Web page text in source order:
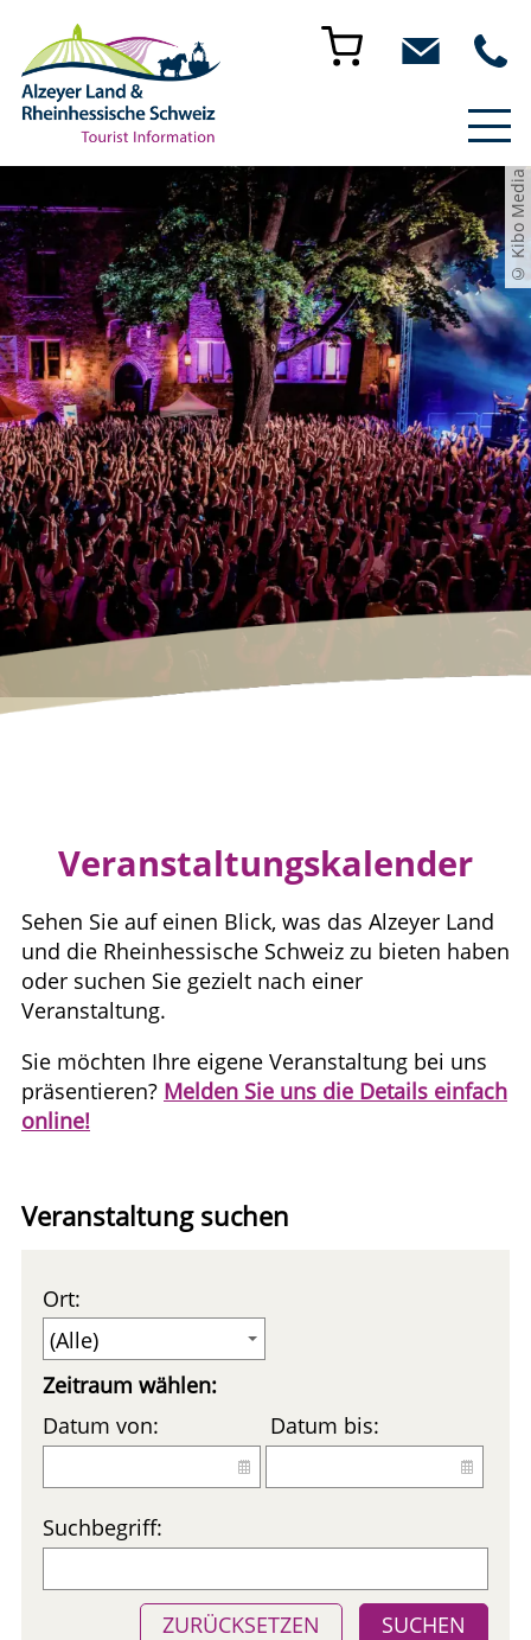
© Kibo Media
Veranstaltungskalender
Sehen Sie auf einen Blick, was das Alzeyer Land
und die Rheinhessische Schweiz zu bieten haben
oder suchen Sie gezielt nach einer
Veranstaltung.
Sie möchten Ihre eigene Veranstaltung bei uns
präsentieren? Melden Sie uns die Details einfach
online!
Veranstaltung suchen
Ort:
Zeitraum wählen:
Datum von:
Datum bis:
Suchbegriff:
ZURÜCKSETZEN SUCHEN